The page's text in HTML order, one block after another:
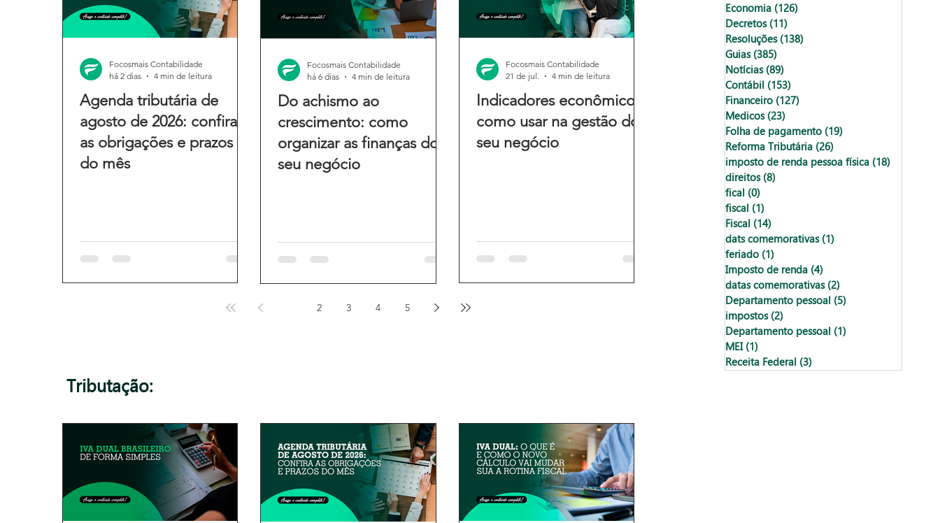
Agenda tributária de
agosto de 2026: confira
as obrigações e prazos
do mês
Focosmais Contabilidade
há 2 dias
4 min de leitura
Do achismo ao
crescimento: como
organizar as finanças do
seu negócio
Focosmais Contabilidade
há 6 dias
4 min de leitura
Indicadores econômicos:
como usar na gestão do
seu negócio
Focosmais Contabilidade
21 de jul.
4 min de leitura
2 3 4 5
Economia (126)
Decretos (11)
Resoluções (138)
Guias (385)
Notícias (89)
Contábil (153)
Financeiro (127)
Medicos (23)
Folha de pagamento (19)
Reforma Tributária (26)
imposto de renda pessoa física (18)
direitos (8)
fical (0)
fiscal (1)
Fiscal (14)
dats comemorativas (1)
feriado (1)
Imposto de renda (4)
datas comemorativas (2)
Departamento pessoal (5)
impostos (2)
Departamento pessoal (1)
MEI (1)
Receita Federal (3)
Tributação: